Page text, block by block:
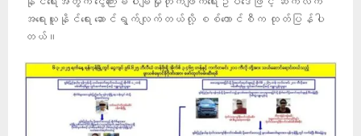
အရေးယူနိုင်ရေး ဆောင်ရွက်လျက်တယ်လို့ စစ်ကောင်စီက ထုတ်ပြန်ပါ
တယ်။